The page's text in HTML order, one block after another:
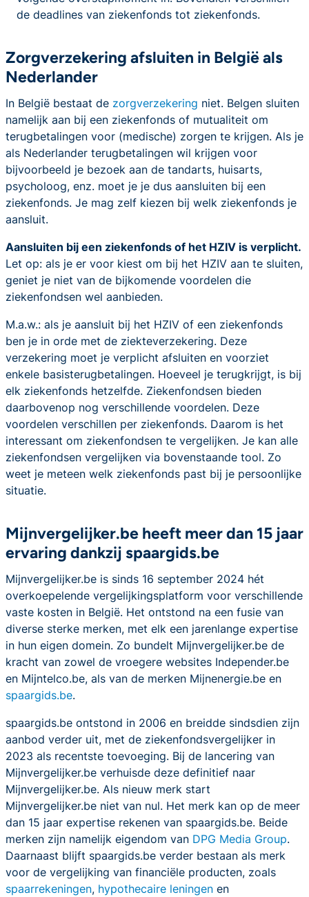
de deadlines van ziekenfonds tot ziekenfonds.
Zorgverzekering afsluiten in België als
Nederlander
In België bestaat de zorgverzekering niet. Belgen sluiten
namelijk aan bij een ziekenfonds of mutualiteit om
terugbetalingen voor (medische) zorgen te krijgen. Als je
als Nederlander terugbetalingen wil krijgen voor
bijvoorbeeld je bezoek aan de tandarts, huisarts,
psycholoog, enz. moet je je dus aansluiten bij een
ziekenfonds. Je mag zelf kiezen bij welk ziekenfonds je
aansluit.
Aansluiten bij een ziekenfonds of het HZIV is verplicht.
Let op: als je er voor kiest om bij het HZIV aan te sluiten,
geniet je niet van de bijkomende voordelen die
ziekenfondsen wel aanbieden.
M.a.w.: als je aansluit bij het HZIV of een ziekenfonds
ben je in orde met de ziekteverzekering. Deze
verzekering moet je verplicht afsluiten en voorziet
enkele basisterugbetalingen. Hoeveel je terugkrijgt, is bij
elk ziekenfonds hetzelfde. Ziekenfondsen bieden
daarbovenop nog verschillende voordelen. Deze
voordelen verschillen per ziekenfonds. Daarom is het
interessant om ziekenfondsen te vergelijken. Je kan alle
ziekenfondsen vergelijken via bovenstaande tool. Zo
weet je meteen welk ziekenfonds past bij je persoonlijke
situatie.
Mijnvergelijker.be heeft meer dan 15 jaar
ervaring dankzij spaargids.be
Mijnvergelijker.be is sinds 16 september 2024 hét
overkoepelende vergelijkingsplatform voor verschillende
vaste kosten in België. Het ontstond na een fusie van
diverse sterke merken, met elk een jarenlange expertise
in hun eigen domein. Zo bundelt Mijnvergelijker.be de
kracht van zowel de vroegere websites Independer.be
en Mijntelco.be, als van de merken Mijnenergie.be en
spaargids.be.
spaargids.be ontstond in 2006 en breidde sindsdien zijn
aanbod verder uit, met de ziekenfondsvergelijker in
2023 als recentste toevoeging. Bij de lancering van
Mijnvergelijker.be verhuisde deze definitief naar
Mijnvergelijker.be. Als nieuw merk start
Mijnvergelijker.be niet van nul. Het merk kan op de meer
dan 15 jaar expertise rekenen van spaargids.be. Beide
merken zijn namelijk eigendom van DPG Media Group.
Daarnaast blijft spaargids.be verder bestaan als merk
voor de vergelijking van financiële producten, zoals
spaarrekeningen, hypothecaire leningen en